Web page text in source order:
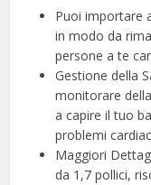
Puoi importare
in modo da
persone a te
Gestione della
monitorare
a capire il tuo
problemi
Maggiori
da 1,7 pollici,